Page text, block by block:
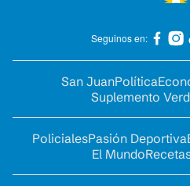
Seguinos en:
San JuanPolítica
Suplemento
PolicialesPasión Deportiva
El Mundo